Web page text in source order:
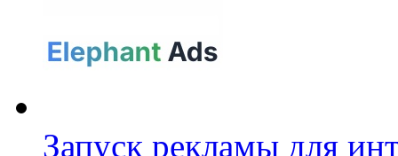
Запуск рекламы для